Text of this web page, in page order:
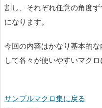
割し、それぞれ任意の角度
になります。
今回の内容はかなり基本的
して各々が使いやすいマクロ
サンプルマクロ集に戻る